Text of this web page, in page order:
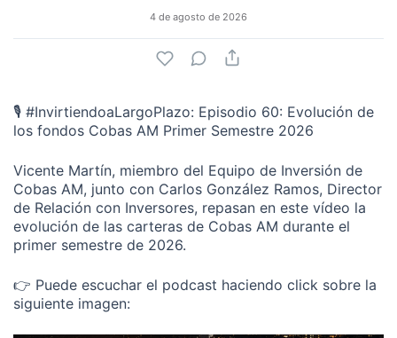
4 de agosto de 2026
🎙️ #InvirtiendoaLargoPlazo: Episodio 60: Evolución de
los fondos Cobas AM Primer Semestre 2026
Vicente Martín, miembro del Equipo de Inversión de
Cobas AM, junto con Carlos González Ramos, Director
de Relación con Inversores, repasan en este vídeo la
evolución de las carteras de Cobas AM durante el
primer semestre de 2026.
👉 Puede escuchar el podcast haciendo click sobre la
siguiente imagen: